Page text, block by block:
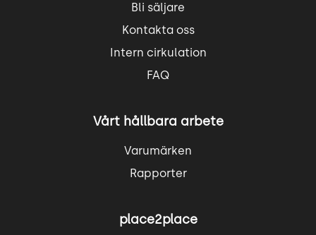
Bli säljare
Kontakta oss
Intern cirkulation
FAQ
Vårt hållbara arbete
Varumärken
Rapporter
place2place